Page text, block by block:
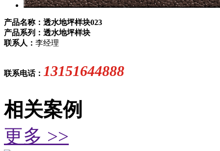
产品名称：透水地坪样块023
产品系列：透水地坪样块
联系人： 李经理
联系电话： 13151644888
相关案例
更多 >>